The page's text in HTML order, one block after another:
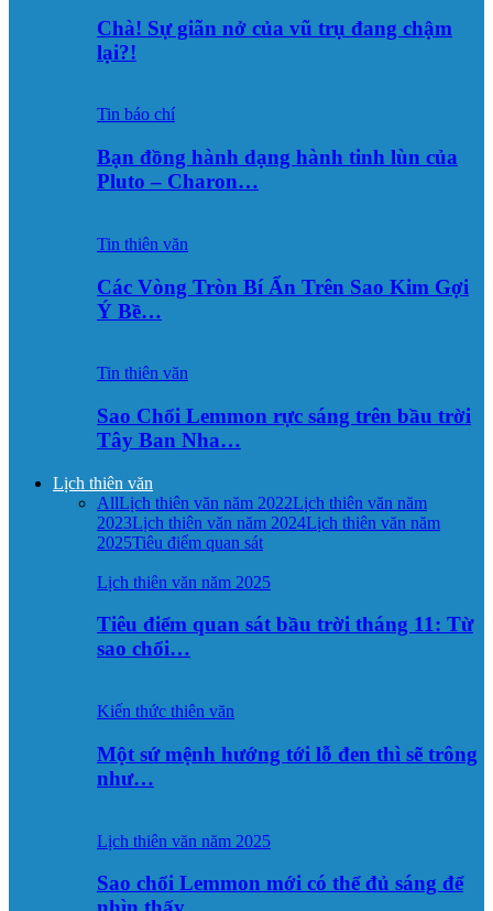
Chà! Sự giãn nở của vũ trụ đang chậm
lại?!
Tin báo chí
Bạn đồng hành dạng hành tinh lùn của
Pluto – Charon…
Tin thiên văn
Các Vòng Tròn Bí Ẩn Trên Sao Kim Gợi
Ý Bề…
Tin thiên văn
Sao Chổi Lemmon rực sáng trên bầu trời
Tây Ban Nha…
Lịch thiên văn
AllLịch thiên văn năm 2022Lịch thiên văn năm
2023Lịch thiên văn năm 2024Lịch thiên văn năm
2025Tiêu điểm quan sát
Lịch thiên văn năm 2025
Tiêu điểm quan sát bầu trời tháng 11: Từ
sao chổi…
Kiến thức thiên văn
Một sứ mệnh hướng tới lỗ đen thì sẽ trông
như…
Lịch thiên văn năm 2025
Sao chổi Lemmon mới có thể đủ sáng để